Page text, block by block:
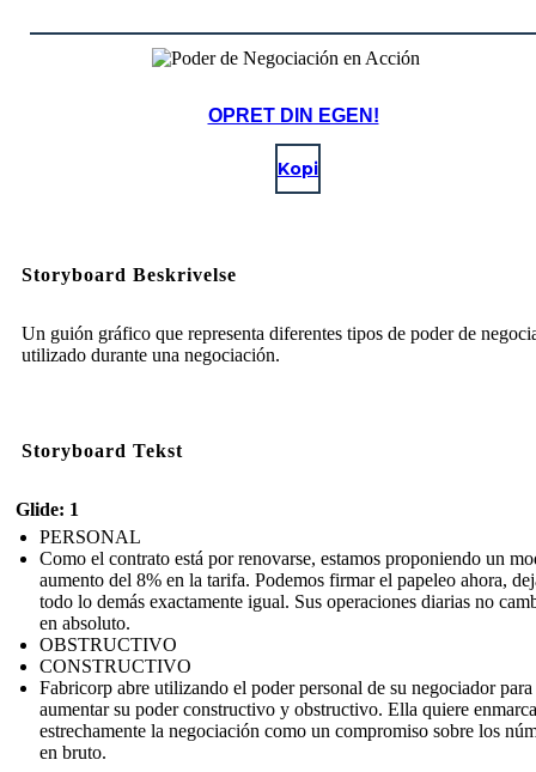
OPRET DIN EGEN!
Kopi
Storyboard Beskrivelse
Un guión gráfico que representa diferentes tipos de poder de
utilizado durante una negociación.
Storyboard Tekst
Glide: 1
PERSONAL
Como el contrato está por renovarse, estamos proponiendo un
aumento del 8% en la tarifa. Podemos firmar el papeleo ahora,
todo lo demás exactamente igual. Sus operaciones diarias no
en absoluto.
OBSTRUCTIVO
CONSTRUCTIVO
Fabricorp abre utilizando el poder personal de su negociador para
aumentar su poder constructivo y obstructivo. Ella quiere
estrechamente la negociación como un compromiso sobre los
en bruto.